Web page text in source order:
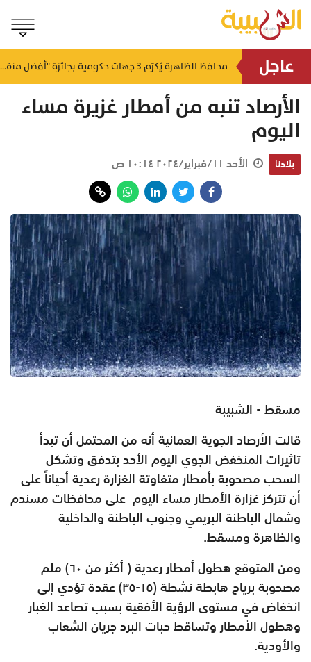
عاجل
منذ ١٩ ساعة منذ ٢٠ ساعة محافظ الظاهرة يُكرّم 3 جهات حكومية بجائزة "أفضل منفذ تقديم خدمة" لعام 2025
الأرصاد تنبه من أمطار غزيرة مساء
اليوم
بلادنا الأحد ١١/فبراير/٢٠٢٤ ١٠:١٤ ص
مسقط - الشبيبة
قالت الأرصاد الجوية العمانية أنه من المحتمل أن تبدأ
تاثيرات المنخفض الجوي اليوم الأحد بتدفق وتشكل
السحب مصحوبة بأمطار متفاوتة الغزارة رعدية أحياناً على
أن تتركز غزارة الأمطار مساء اليوم على محافظاتمسندم
وشمال الباطنة البريمي وجنوب الباطنة والداخلية
والظاهرة ومسقط.
ومن المتوقع هطول
أمطار رعدية ( أكثر من ٦٠) ملم
مصحوبة برياح هابطة نشطة (١٥-٣٥) عقدة تؤدي إلى
انخفاض في مستوى الرؤية الأفقية بسبب تصاعد الغبار
وهطول الأمطار وتساقط حبات البرد جريان الشعاب
والأودية.